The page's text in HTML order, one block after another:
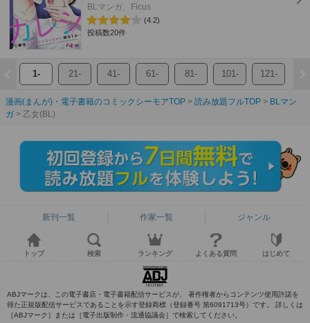
BLマンガ、Ficus
(4.2)
投稿数20件
1- 21- 41- 61- 81- 101- 121-
漫画(まんが)・電子書籍のコミックシーモアTOP 読み放題フルTOP
BLマン
ガ
乙女(BL)
新刊一覧 作家一覧 ジャンル
トップ 検索 ランキング よくある質問 はじめて
ABJマークは、この電子書店・電子書籍配信サービスが、 著作権者からコンテンツ使用許諾を
得た正規版配信サービスであることを示す登録商標（登録番号 第6091713号）です。 詳しくは
［ABJマーク］または［電子出版制作・流通協議会］で検索してください。